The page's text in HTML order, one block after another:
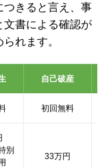
つきると言え、事
文書による確認が
れます。
自己破産
初回無料
別
33万円